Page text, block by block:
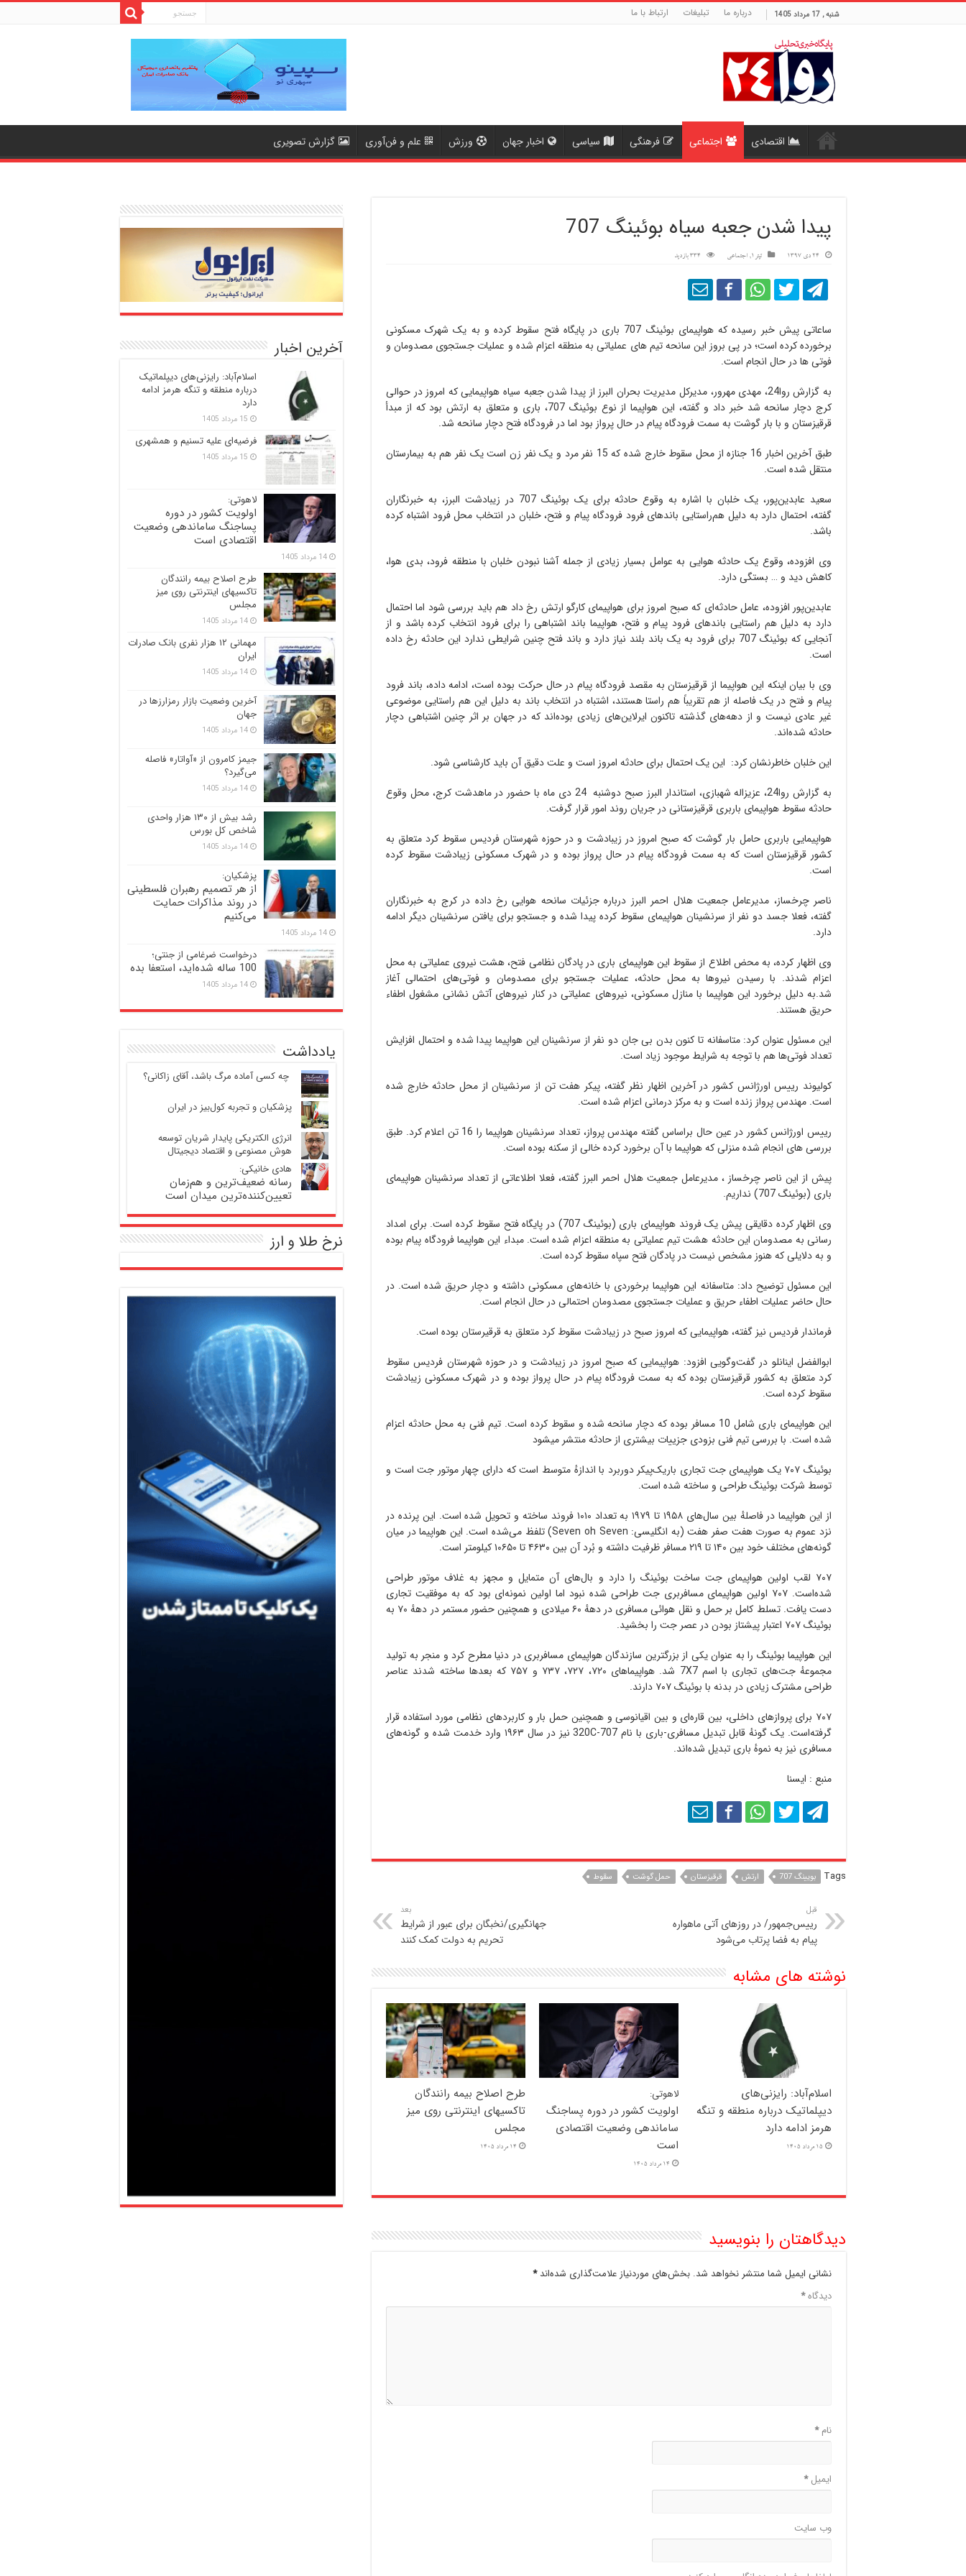
شنبه , 17 مرداد 1405 درباره ما تبلیغات ارتباط با ما
اقتصادی اجتماعی فرهنگی سیاسی اخبار جهان ورزش علم و فن‌آوری گزارش تصویری
پیدا شدن جعبه سیاه بوئینگ 707
24 دی 1397 تیتر1 , اجتماعی 334 بازدید
ساعاتی پیش خبر رسیده که هواپیمای بوئینگ 707 باری در پایگاه فتح سقوط کرده و به یک شهرک مسکونی
برخورده کرده است؛ در پی بروز این سانحه تیم های عملیاتی به منطقه اعزام شده و عملیات جستجوی مصدومان و
فوتی ها در حال انجام است.
به گزارش روا24، مهدی مهرور، مدیرکل مدیریت بحران البرز از پیدا شدن جعبه سیاه هواپیمایی که امروز در حوالی
کرج دچار سانحه شد خبر داد و گفته، این هواپیما از نوع بوئینگ 707، باری و متعلق به ارتش بود که از مبدأ
قرقیزستان و با بار گوشت به سمت فرودگاه پیام در حال پرواز بود اما در فرودگاه فتح دچار سانحه شد.
طبق آخرین اخبار 16 جنازه از محل سقوط خارج شده که 15 نفر مرد و یک نفر زن است یک نفر هم به بیمارستان
منتقل شده است.
سعید عابدین‌پور، یک خلبان با اشاره به وقوع حادثه برای یک بوئینگ 707 در زیبادشت البرز، به خبرنگاران
گفته، احتمال دارد به دلیل هم‌راستایی باندهای فرود فرودگاه پیام و فتح، خلبان در انتخاب محل فرود اشتباه کرده
باشد.
وی افزوده، وقوع یک حادثه هوایی به عوامل بسیار زیادی از جمله آشنا نبودن خلبان با منطقه فرود، بدی هوا،
کاهش دید و … بستگی دارد.
عابدین‌پور افزوده، عامل حادثه‌ای که صبح امروز برای هواپیمای کارگو ارتش رخ داد هم باید بررسی شود اما احتمال
دارد به دلیل هم راستایی باندهای فرود پیام و فتح، هواپیما باند اشتباهی را برای فرود انتخاب کرده باشد و از
آنجایی که بوئینگ 707 برای فرود به یک باند بلند نیاز دارد و باند فتح چنین شرایطی ندارد این حادثه رخ داده
است.
وی با بیان اینکه این هواپیما از قرقیزستان به مقصد فرودگاه پیام در حال حرکت بوده است، ادامه داده، باند فرود
پیام و فتح در یک فاصله از هم تقریباً هم راستا هستند، اشتباه در انتخاب باند به دلیل این هم راستایی موضوعی
غیر عادی نیست و از دهه‌های گذشته تاکنون ایرلاین‌های زیادی بوده‌اند که در جهان بر اثر چنین اشتباهی دچار
حادثه شده‌اند.
این خلبان خاطرنشان کرد: این یک احتمال برای حادثه امروز است و علت دقیق آن باید کارشناسی شود.
به گزارش روا24، عزیزاله شهبازی، استاندار البرز صبح دوشنبه 24 دی ماه با حضور در ماهدشت کرج، محل وقوع
حادثه سقوط هواپیمای باربری قرقیزستانی در جریان روند امور قرار گرفت.
هواپیمایی باربری حامل بار گوشت که صبح امروز در زیبادشت و در حوزه شهرستان فردیس سقوط کرد متعلق به
کشور قرقیزستان است که به سمت فرودگاه پیام در حال پرواز بوده و در شهرک مسکونی زیبادشت سقوط کرده
است.
ناصر چرخساز، مدیرعامل جمعیت هلال احمر البرز درباره جزئیات سانحه هوایی رخ داده در کرج به خبرنگاران
گفته، فعلا جسد دو نفر از سرنشینان هواپیمای سقوط کرده پیدا شده و جستجو برای یافتن سرنشینان دیگر ادامه
دارد.
وی اظهار کرده، به محض اطلاع از سقوط این هواپیمای باری در پادگان نظامی فتح، هشت نیروی عملیاتی به محل
اعزام شدند. با رسیدن نیروها به محل حادثه، عملیات جستجو برای مصدومان و فوتی‌های احتمالی آغاز
شد.به دلیل برخورد این هواپیما با منازل مسکونی، نیروهای عملیاتی در کنار نیروهای آتش نشانی مشغول اطفاء
حریق هستند.
این مسئول عنوان کرد: متاسفانه تا کنون بدن بی جان دو نفر از سرنشینان این هواپیما پیدا شده و احتمال افزایش
تعداد فوتی‌ها هم با توجه به شرایط موجود زیاد است.
کولیوند رییس اورژانس کشور در آخرین اظهار نظر گفته، پیکر هفت تن از سرنشینان از محل حادثه خارج شده
است. مهندس پرواز زنده است و به مرکز درمانی اعزام شده است.
رییس اورژانس کشور در عین حال براساس گفته مهندس پرواز، تعداد سرنشینان هواپیما را 16 تن اعلام کرد. طبق
بررسی های انجام شده منزلی که هواپیما با آن برخورد کرده خالی از سکنه بوده است.
پیش از این ناصر چرخساز ، مدیرعامل جمعیت هلال احمر البرز گفته، فعلا اطلاعاتی از تعداد سرنشینان هواپیمای
باری (بوئینگ 707) نداریم.
وی اظهار کرده دقایقی پیش یک فروند هواپیمای باری (بوئینگ 707) در پایگاه فتح سقوط کرده است. برای امداد
رسانی به مصدومان این حادثه هشت تیم عملیاتی به منطقه اعزام شده است. مبداء این هواپیما فرودگاه پیام بوده
و به دلایلی که هنوز مشخص نیست در پادگان فتح سپاه سقوط کرده است.
این مسئول توضیح داد: متاسفانه این هواپیما برخوردی با خانه‌های مسکونی داشته و دچار حریق شده است. در
حال حاضر عملیات اطفاء حریق و عملیات جستجوی مصدومان احتمالی در حال انجام است.
فرماندار فردیس نیز گفته، هواپیمایی که امروز صبح در زیبادشت سقوط کرد متعلق به قرقیرستان بوده است.
ابوالفضل اینانلو در گفت‌وگویی افزود: هواپیمایی که صبح امروز در زیبادشت و در حوزه شهرستان فردیس سقوط
کرد متعلق به کشور قرقیزستان بوده که به سمت فرودگاه پیام در حال پرواز بوده و در شهرک مسکونی زیبادشت
سقوط کرده است.
این هواپیمای باری شامل 10 مسافر بوده که دچار سانحه شده و سقوط کرده است. تیم فنی به محل حادثه اعزام
شده است. با بررسی تیم فنی بزودی جزییات بیشتری از حادثه منتشر میشود
بوئینگ ۷۰۷ یک هواپیمای جت تجاری باریک‌پیکر دوربرد با اندازهٔ متوسط است که دارای چهار موتور جت است و
توسط شرکت بوئینگ طراحی و ساخته شده است.
از این هواپیما در فاصلهٔ بین سال‌های ۱۹۵۸ تا ۱۹۷۹ به تعداد ۱۰۱۰ فروند ساخته و تحویل شده‌ است. این پرنده در
نزد عموم به صورت هفت صفر هفت (به انگلیسی: Seven oh Seven) تلفظ می‌شده‌ است. این هواپیما در میان
گونه‌های مختلف خود بین ۱۴۰ تا ۲۱۹ مسافر ظرفیت داشته و بُرد آن بین ۴۶۳۰ تا ۱۰۶۵۰ کیلومتر است.
۷۰۷ لقب اولین هواپیمای جت ساخت بوئینگ را دارد و بال‌های آن متمایل و مجهز به غلاف موتور طراحی
شده‌است. ۷۰۷ اولین هواپیمای مسافربری جت طراحی شده نبود اما اولین نمونه‌ای بود که به موفقیت تجاری
دست یافت. تسلط کامل بر حمل و نقل هوائی مسافری در دههٔ ۶۰ میلادی و همچنین حضور مستمر در دههٔ ۷۰ به
بوئینگ ۷۰۷ اعتبار پیشتاز بودن در عصر جت را بخشید.
این هواپیما بوئینگ را به عنوان یکی از بزرگترین سازندگان هواپیمای مسافربری در دنیا مطرح کرد و منجر به تولید
مجموعهٔ جت‌های تجاری با اسم 7X7 شد. هواپیماهای ۷۲۰، ۷۲۷، ۷۳۷ و ۷۵۷ که بعدها ساخته شدند عناصر
طراحی مشترک زیادی در بدنه با بوئینگ ۷۰۷ دارند.
۷۰۷ برای پروازهای داخلی، بین قاره‌ای و بین اقیانوسی و همچنین حمل بار و کاربردهای نظامی مورد استفاده قرار
گرفته‌است. یک گونهٔ قابل تبدیل مسافری-باری با نام 707-320C نیز در سال ۱۹۶۳ وارد خدمت شده و گونه‌های
مسافری نیز به نموهٔ باری تبدیل شده‌اند.
منبع : ایسنا
Tags بویینگ 707 ارتش قرقیزستان حمل گوشت سقوط
قبل
رییس‌جمهور/ در روزهای آتی ماهواره
پیام به فضا پرتاب می‌شود
بعد
جهانگیری/نخبگان برای عبور از شرایط
تحریم به دولت کمک کنند
نوشته های مشابه
اسلام‌آباد: رایزنی‌های
دیپلماتیک درباره منطقه و تنگه
هرمز ادامه دارد
15 مرداد 1405
لاهوتی:
اولویت کشور در دوره پساجنگ
ساماندهی وضعیت اقتصادی
است
14 مرداد 1405
طرح اصلاح بیمه رانندگان
تاکسیهای اینترنتی روی میز
مجلس
14 مرداد 1405
دیدگاهتان را بنویسید
نشانی ایمیل شما منتشر نخواهد شد. بخش‌های موردنیاز علامت‌گذاری شده‌اند*
دیدگاه*
نام*
ایمیل*
وب‌ سایت
آخرین اخبار
اسلام‌آباد: رایزنی‌های دیپلماتیک
درباره منطقه و تنگه هرمز ادامه
دارد
15 مرداد 1405
فرضیه‌ای علیه تسنیم و همشهری
15 مرداد 1405
لاهوتی:
اولویت کشور در دوره
پساجنگ ساماندهی وضعیت
اقتصادی است
14 مرداد 1405
طرح اصلاح بیمه رانندگان
تاکسیهای اینترنتی روی میز
مجلس
14 مرداد 1405
مهمانی ۱۲ هزار نفری بانک صادرات
ایران
14 مرداد 1405
آخرین وضعیت بازار رمزارزها در
جهان
14 مرداد 1405
جیمز کامرون از «آواتار» فاصله
می‌گیرد؟
14 مرداد 1405
رشد بیش از ۱۳۰ هزار واحدی
شاخص کل بورس
14 مرداد 1405
پزشکیان:
از هر تصمیم رهبران فلسطینی
در روند مذاکرات حمایت
می‌کنیم
14 مرداد 1405
درخواست ضرغامی از جنتی؛
100 ساله شده‌اید، استعفا بده
14 مرداد 1405
یادداشت
‍ چه کسی آماده مرگ باشد، آقای زاکانی؟
پزشکیان و تجربه کول‌بیز در ایران
انرژی الکتریکی پایدار شریان توسعه
هوش مصنوعی و اقتصاد دیجیتال
هادی خانیکی:
رسانه ضعیف‌ترین و هم‌زمان
تعیین‌کننده‌ترین میدان است
نرخ طلا و ارز